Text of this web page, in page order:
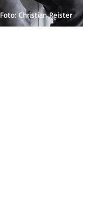
Foto: Christian Reister